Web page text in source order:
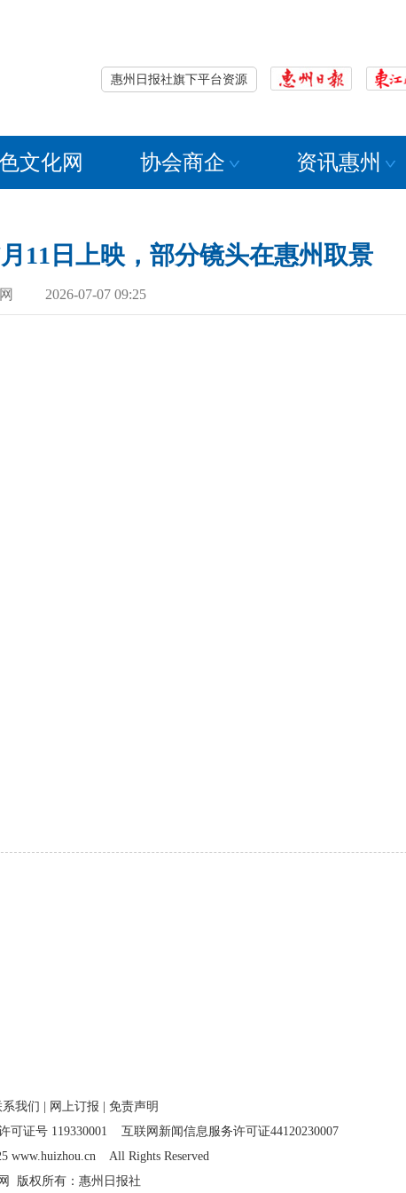
惠州日报社旗下平台资源
文化网 协会商企 资讯惠州
11日上映，部分镜头在惠州取景
网 2026-07-07 09:25
系我们 网上订报
免责声明
可证号 119330001
互联网新闻信息服务许可证44120230007
www.huizhou.cn All Rights Reserved
版权所有：惠州日报社